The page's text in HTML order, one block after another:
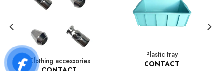
Clothing accessories
Plastic tray
CONTACT